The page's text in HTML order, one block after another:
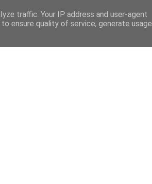
traffic. Your IP address and user-agent
ensure quality of service, generate usage